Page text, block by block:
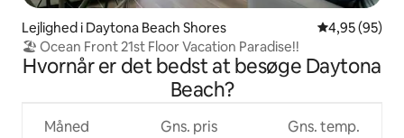
Lejlighed i Daytona Beach Shores 4,95 ud af 5 i
4,95 (95)
🏖 Ocean Front 21st Floor Vacation Paradise!!
Hvornår er det bedst at besøge Daytona
Beach?
Måned Gns. pris Gns. temp.